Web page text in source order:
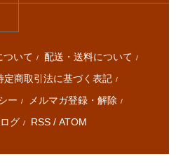
ついて / 配送・送料について /
定商取引法に基づく表記 /
ー / メルマガ登録・解除 /
グ / RSS / ATOM